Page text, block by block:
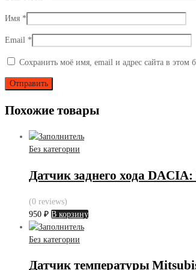
Имя *
Email *
Сохранить моё имя, email и адрес сайта в этом
Похожие товары
Без категории
Датчик заднего хода
(0 reviews)
950 ₽ В корзину
Без категории
Датчик температуры